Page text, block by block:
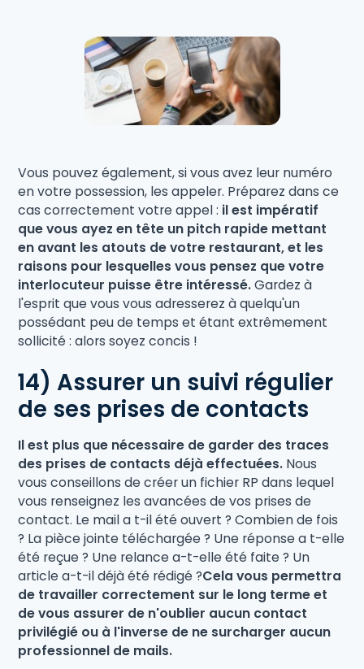
Vous pouvez également, si vous avez leur numéro
en votre possession, les appeler. Préparez dans ce
cas correctement votre appel : il est impératif
que vous ayez en tête un pitch rapide mettant
en avant les atouts de votre restaurant, et les
raisons pour lesquelles vous pensez que votre
interlocuteur puisse être intéressé.Gardez à
l'esprit que vous vous adresserez à quelqu'un
possédant peu de temps et étant extrêmement
sollicité : alors soyez concis !
14) Assurer un suivi régulier
de ses prises de contacts
Il est plus que nécessaire de garder des traces
des prises de contacts déjà effectuées. Nous
vous conseillons de créer un fichier RP dans lequel
vous renseignez les avancées de vos prises de
contact. Le mail a t-il été ouvert ? Combien de fois
? La pièce jointe téléchargée ? Une réponse a t-elle
été reçue ? Une relance a-t-elle été faite ? Un
article a-t-il déjà été rédigé ?Cela vous permettra
de travailler correctement sur le long terme et
de vous assurer de n'oublier aucun contact
privilégié ou à l'inverse de ne surcharger aucun
professionnel de mails.